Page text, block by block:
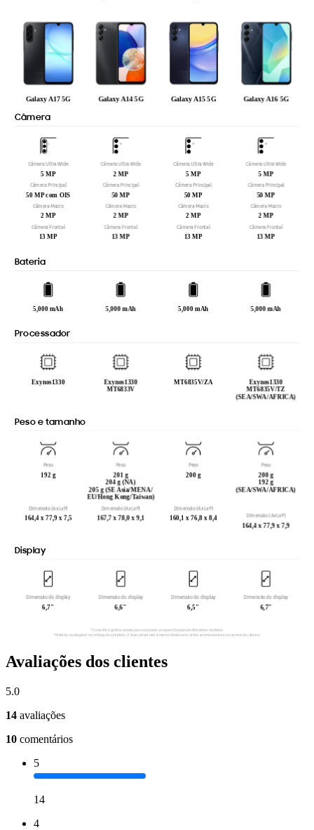
Avaliações dos clientes
5.0
14 avaliações
10 comentários
5
14
4